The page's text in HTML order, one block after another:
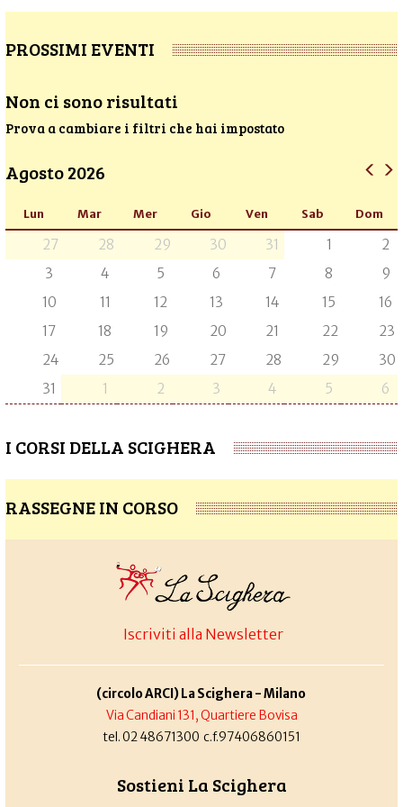
PROSSIMI EVENTI
Non ci sono risultati
Prova a cambiare i filtri che hai impostato
Agosto 2026
Lun Mar Mer Gio Ven Sab Dom
27 28 29 30 31 1
2
3
4 5 6 7 8
9
10
11 12 13 14 15
16
17
18 19 20 21 22
23
24
25 26 27 28 29
30
31
1 2 3 4 5 6
I CORSI DELLA SCIGHERA
RASSEGNE IN CORSO
Iscriviti alla Newsletter
(circolo ARCI) La Scighera - Milano
Via Candiani 131, Quartiere Bovisa
tel. 02 48671300 c.f.97406860151
Sostieni La Scighera